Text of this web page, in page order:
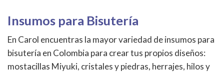
Insumos para Bisutería
En Carol encuentras la mayor variedad de insumos para
bisutería en Colombia para crear tus propios diseños:
mostacillas Miyuki, cristales y piedras, herrajes, hilos y